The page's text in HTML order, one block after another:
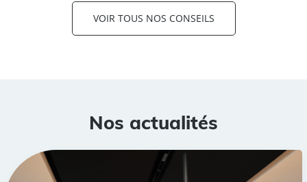
VOIR TOUS NOS CONSEILS
Nos actualités